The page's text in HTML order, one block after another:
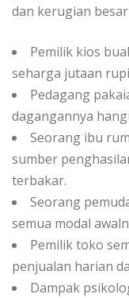
dan kerugian
Pemilik kios
seharga jutaan
Pedagang
dagangannya
Seorang ibu
sumber
terbakar.
Seorang
semua modal
Pemilik toko
penjualan harian
Dampak